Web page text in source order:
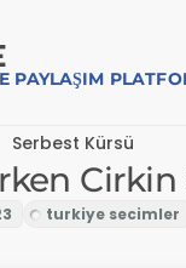
PAYLAŞIM
Serbest Kürsü
Cirkin